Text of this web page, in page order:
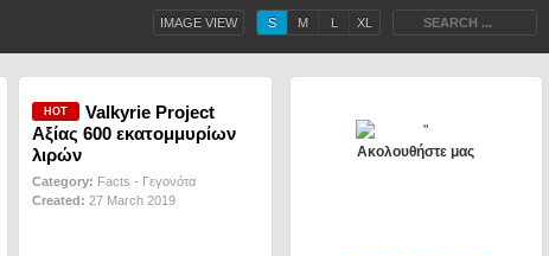
IMAGE VIEW S M L XL
Ακολουθήστε μας
Valkyrie Project
Αξίας 600 εκατομμυρίων
λιρών
Category: Facts - Γεγονότα
Created: 27 March 2019